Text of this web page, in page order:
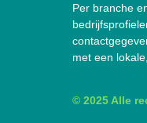
Per branche
met een
© 2025 Alle